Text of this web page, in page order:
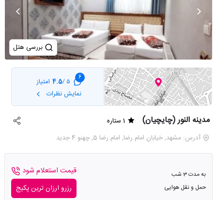
بررسی هتل
6
5 /
4.5 امتیاز
نمایش نظرات
مدینه النور (چایچیان)
1 ستاره
آدرس: مشهد, خیابان امام رضا, امام رضا 5, چهنو 4 جدید
به مدت 3 شب
حمل و نقل هوایی
قیمت استعلام شود
رزرو ارزان ترین پکیج